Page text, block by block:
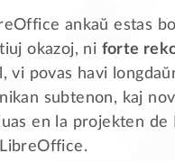
ankaŭ estas
okazoj, ni forte
vi povas havi
subtenon, kaj
en la projekten de